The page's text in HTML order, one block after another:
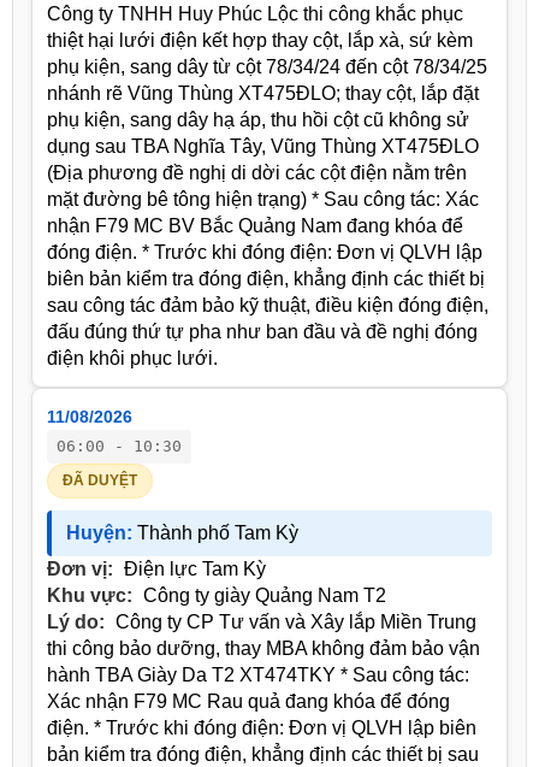
Công ty TNHH Huy Phúc Lộc thi công khắc phục
thiệt hại lưới điện kết hợp thay cột, lắp xà, sứ kèm
phụ kiện, sang dây từ cột 78/34/24 đến cột 78/34/25
nhánh rẽ Vũng Thùng XT475ĐLO; thay cột, lắp đặt
phụ kiện, sang dây hạ áp, thu hồi cột cũ không sử
dụng sau TBA Nghĩa Tây, Vũng Thùng XT475ĐLO
(Địa phương đề nghị di dời các cột điện nằm trên
mặt đường bê tông hiện trạng) * Sau công tác: Xác
nhận F79 MC BV Bắc Quảng Nam đang khóa để
đóng điện. * Trước khi đóng điện: Đơn vị QLVH lập
biên bản kiểm tra đóng điện, khẳng định các thiết bị
sau công tác đảm bảo kỹ thuật, điều kiện đóng điện,
đấu đúng thứ tự pha như ban đầu và đề nghị đóng
điện khôi phục lưới.
11/08/2026
06:00 - 10:30
ĐÃ DUYỆT
Huyện: Thành phố Tam Kỳ
Đơn vị: Điện lực Tam Kỳ
Khu vực: Công ty giày Quảng Nam T2
Lý do: Công ty CP Tư vấn và Xây lắp Miền Trung
thi công bảo dưỡng, thay MBA không đảm bảo vận
hành TBA Giày Da T2 XT474TKY * Sau công tác:
Xác nhận F79 MC Rau quả đang khóa để đóng
điện. * Trước khi đóng điện: Đơn vị QLVH lập biên
bản kiểm tra đóng điện, khẳng định các thiết bị sau